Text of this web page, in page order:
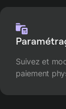
Suivez et
paiement